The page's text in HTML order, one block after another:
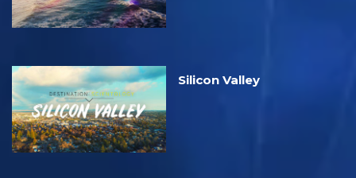
Silicon Valley